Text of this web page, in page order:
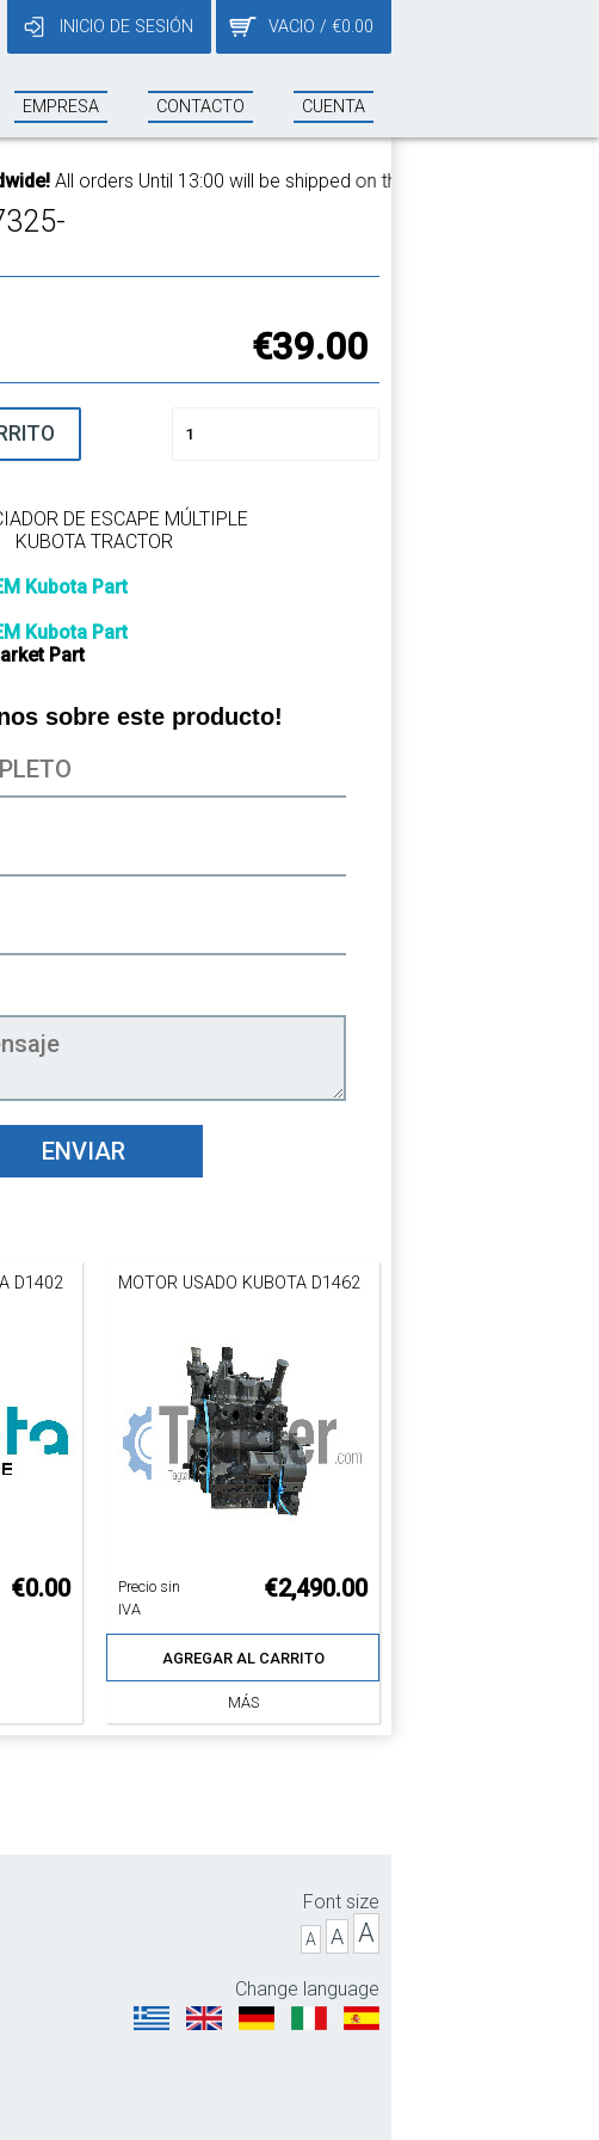
INICIO DE SESIÓN VACIO / €0.00
EMPRESA CONTACTO CUENTA
All orders Until 13:00 will be shipped on the same day!
€39.00
DE ESCAPE MÚLTIPLE
KUBOTA TRACTOR
Kubota Part
Kubota Part
Part
sobre este producto!
ENVIAR
D1402
€0.00
MOTOR USADO KUBOTA D1462
Precio sin
IVA
€2,490.00
AGREGAR AL CARRITO
MÁS
Font size
A A A
Change language